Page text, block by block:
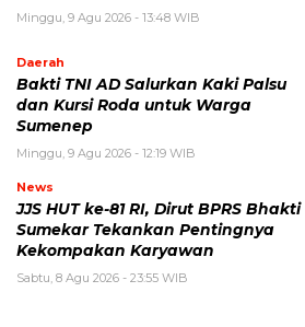
Minggu, 9 Agu 2026 - 13:48 WIB
Daerah
Bakti TNI AD Salurkan Kaki Palsu
dan Kursi Roda untuk Warga
Sumenep
Minggu, 9 Agu 2026 - 12:19 WIB
News
JJS HUT ke-81 RI, Dirut BPRS Bhakti
Sumekar Tekankan Pentingnya
Kekompakan Karyawan
Sabtu, 8 Agu 2026 - 23:55 WIB